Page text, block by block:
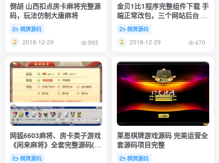
倒胡 山西扣点房卡麻将完整源
码，玩法仿制大唐麻将
棋牌源码
2018-12-29 993
金贝1比1程序完整组件下载 手
端正常改包，三个网站后台 程
序未加壳 无授权
棋牌源码
2018-12-29 470
网狐6603麻将、房卡类子游戏
《闲来麻将》全套完整源码(手
机端+服务器+数据库)
棋牌源码
莱恩棋牌游戏源码 完美运营全
套源码项目完整
棋牌源码